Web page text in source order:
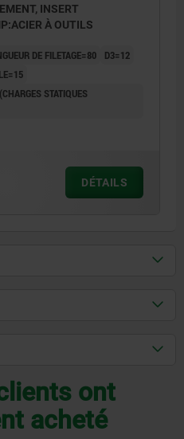
INSERT
À OUTILS
DE FILETAGE=80
D3=12
STATIQUES
DÉTAILS
ont
acheté